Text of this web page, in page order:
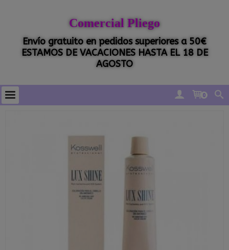
Comercial Pliego
Envío gratuito en pedidos superiores a 50€
ESTAMOS DE VACACIONES HASTA EL 18 DE
AGOSTO
0